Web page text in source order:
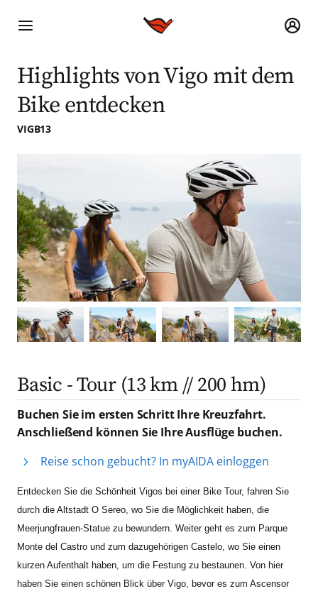
Highlights von Vigo mit dem
Bike entdecken
VIGB13
Basic - Tour (13 km // 200 hm)
Buchen Sie im ersten Schritt Ihre Kreuzfahrt.
Anschließend können Sie Ihre Ausflüge buchen.
Reise schon gebucht? In myAIDA einloggen
Entdecken Sie die Schönheit Vigos bei einer Bike Tour, fahren Sie
durch die Altstadt O Sereo, wo Sie die Möglichkeit haben, die
Meerjungfrauen-Statue zu bewundern. Weiter geht es zum Parque
Monte del Castro und zum dazugehörigen Castelo, wo Sie einen
kurzen Aufenthalt haben, um die Festung zu bestaunen. Von hier
haben Sie einen schönen Blick über Vigo, bevor es zum Ascensor